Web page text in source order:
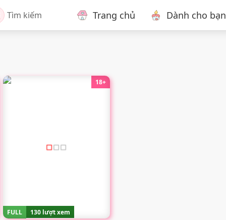
Tìm kiếm Trang chủ Dành cho bạn
18+
FULL 130 lượt xem